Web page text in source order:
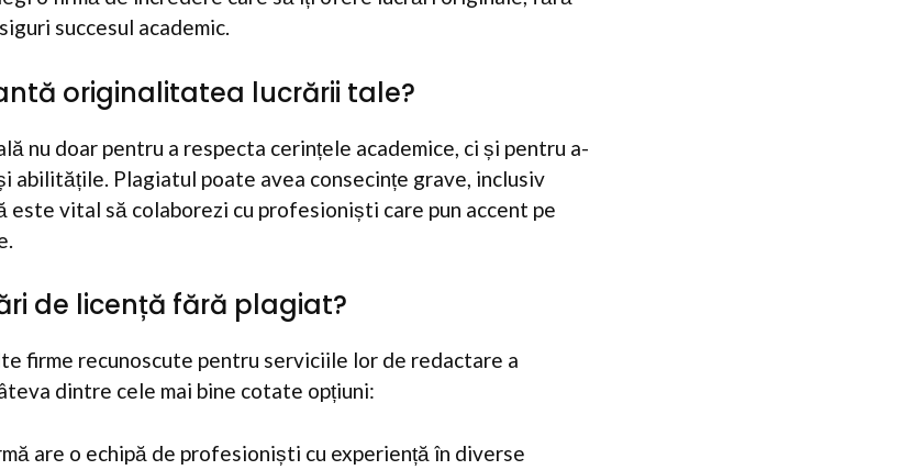
succesul academic.
originalitatea lucrării tale?
nu doar pentru a respecta cerințele academice, ci și pentru a-
abilitățile. Plagiatul poate avea consecințe grave, inclusiv
este vital să colaborezi cu profesioniști care pun accent pe
de licență fără plagiat?
firme recunoscute pentru serviciile lor de redactare a
dintre cele mai bine cotate opțiuni:
are o echipă de profesioniști cu experiență în diverse